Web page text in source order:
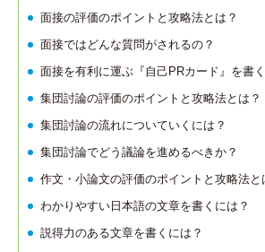
面接の評価のポイントと攻略法とは？
面接ではどんな質問がされるの？
面接を有利に運ぶ『自己PRカード』を書
集団討論の評価のポイントと攻略法とは？
集団討論の流れについていくには？
集団討論でどう議論を進めるべきか？
作文・小論文の評価のポイントと攻略法と
わかりやすい日本語の文章を書くには？
説得力のある文章を書くには？